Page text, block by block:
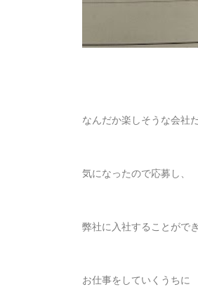
なんだか楽しそうな会社
気になったので応募し、
弊社に入社することがで
お仕事をしていくうちに